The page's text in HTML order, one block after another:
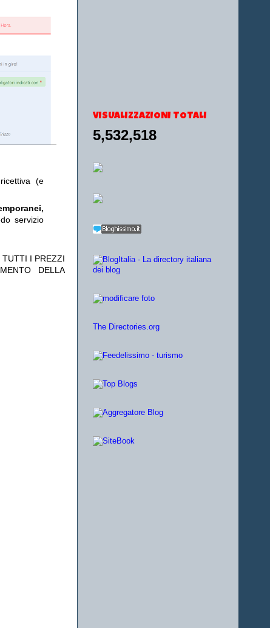
(e
servizio
TUTTI I PREZZI
DELLA
VISUALIZZAZIONI TOTALI
5,532,518
The Directories.org